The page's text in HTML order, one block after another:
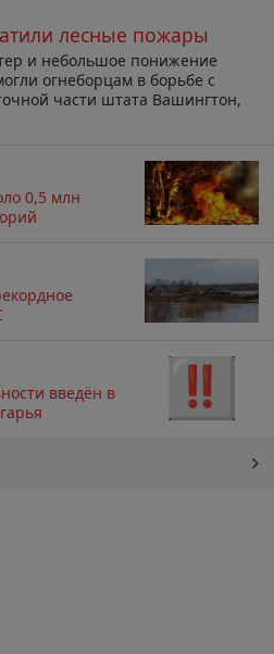
лесные пожары
и небольшое понижение
огнеборцам в борьбе с
части штата Вашингтон,
0,5 млн
введён в